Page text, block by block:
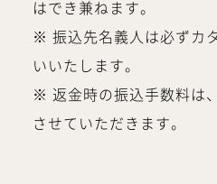
はでき兼ねます。
※ 振込先名義人は必ずカ
いいたします。
※ 返金時の振込手数料は
させていただきます。